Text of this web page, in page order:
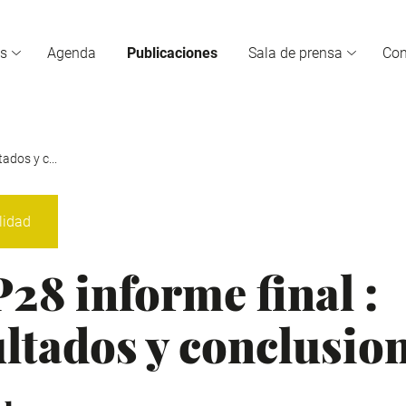
Agenda Publicaciones Sala de prensa
y c...
informe final :
y